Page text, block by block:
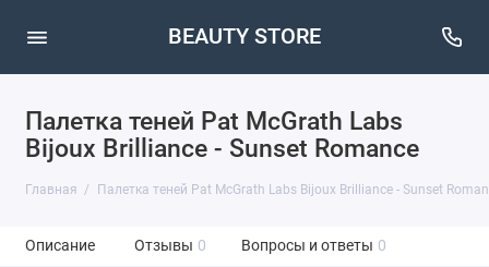
BEAUTY STORE
Палетка теней Pat McGrath Labs
Bijoux Brilliance - Sunset Romance
Главная Палетка теней Pat McGrath Labs Bijoux Brilliance - Sunset
Описание Отзывы 0 Вопросы и ответы 0